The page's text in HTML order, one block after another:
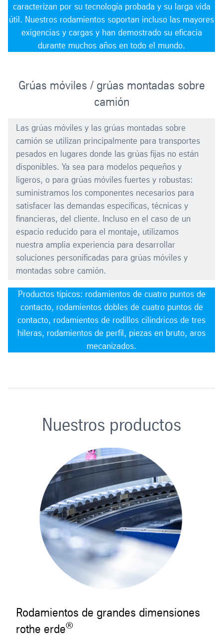
caracterizan por su tecnología probada y su larga vida
útil. Nuestros rodamientos soportan incluso las mayores
exigencias y cargas y han demostrado su eficacia
durante muchos años en todo el mundo.
Grúas móviles / grúas montadas sobre
camión
Las grúas móviles y las grúas montadas sobre
camión se utilizan principalmente para transportes
pesados en lugares donde las grúas fijas no están
disponibles. Ya sea para modelos pequeños y
ligeros, o para grúas móviles fuertes y robustas:
suministramos los componentes necesarios para
satisfacer las demandas específicas, técnicas y
financieras, del cliente. Incluso en el caso de un
espacio reducido para el montaje, utilizamos
nuestra amplia experiencia para desarrollar
soluciones personificadas para grúas móviles y
montadas sobre camión.
Productos típicos: rodamientos de cuatro puntos de
contacto, rodamientos dobles de cuatro puntos de
contacto, rodamientos de rodillos cilíndricos de tres
hileras, rodamientos de perfil, piezas en bruto, aros
mecanizados.
Nuestros productos
Rodamientos de grandes dimensiones
rothe erde®